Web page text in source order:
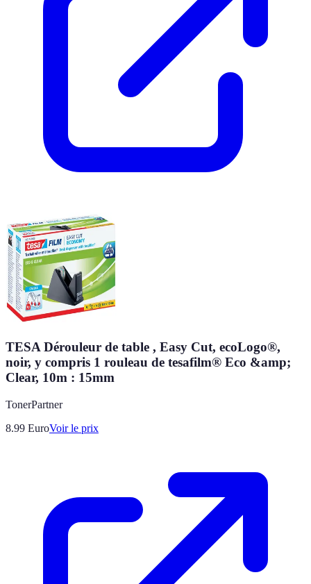
TESA Dérouleur de table , Easy Cut, ecoLogo®,
noir, y compris 1 rouleau de tesafilm® Eco &amp;
Clear, 10m : 15mm
TonerPartner
8.99 EuroVoir le prix